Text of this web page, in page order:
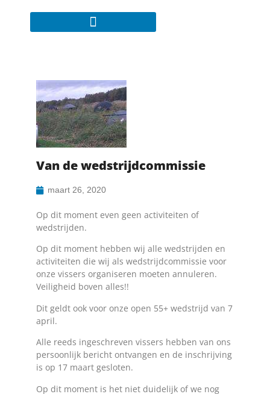
Van de wedstrijdcommissie
maart 26, 2020
Op dit moment even geen activiteiten of
wedstrijden.
Op dit moment hebben wij alle wedstrijden en
activiteiten die wij als wedstrijdcommissie voor
onze vissers organiseren moeten annuleren.
Veiligheid boven alles!!
Dit geldt ook voor onze open 55+ wedstrijd van 7
april.
Alle reeds ingeschreven vissers hebben van ons
persoonlijk bericht ontvangen en de inschrijving
is op 17 maart gesloten.
Op dit moment is het niet duidelijk of we nog